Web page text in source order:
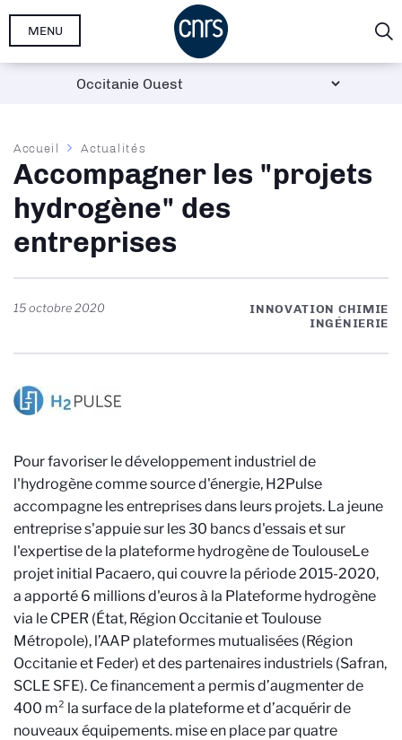
Aller
MENU
Fil
d'Ariane
Accueil Actualités
Accompagner les "projets
hydrogène" des
entreprises
15 octobre 2020
INNOVATION CHIMIE
INGÉNIERIE
Pour favoriser le développement industriel de
l'hydrogène comme source d'énergie, H2Pulse
accompagne les entreprises dans leurs projets. La jeune
entreprise s'appuie sur les 30 bancs d'essais et sur
l'expertise de la plateforme hydrogène de ToulouseLe
projet initial Pacaero, qui couvre la période 2015-2020,
a apporté 6 millions d'euros à la Plateforme hydrogène
via le CPER (État, Région Occitanie et Toulouse
Métropole), l’AAP plateformes mutualisées (Région
Occitanie et Feder) et des partenaires industriels (Safran,
SCLE SFE). Ce financement a permis d’augmenter de
400 m² la surface de la plateforme et d’acquérir de
nouveaux équipements. mise en place par quatre